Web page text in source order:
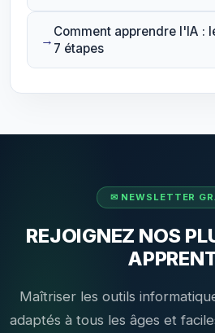
Comment apprendre l'IA :
7 étapes
REJOIGNEZ NOS
Maîtriser les outils
adaptés à tous les âges et